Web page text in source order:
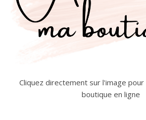
Cliquez directement sur l'image
boutique en ligne